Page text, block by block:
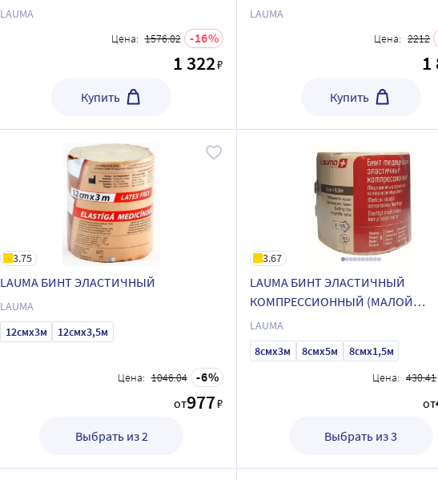
растяжимости - со скидкой
LAUMA
Цена: 1576.02 16
1 322₽
Купить
растяжимости - со скидкой
LAUMA
Цена: 2212
1
Купить
3.75
LAUMA БИНТ ЭЛАСТИЧНЫЙ
LAUMA
12смx3м
12смx3,5м
Цена: 1046.04
6
от977₽
Выбрать из 2
3.67
LAUMA БИНТ ЭЛАСТИЧНЫЙ
КОМПРЕССИОННЫЙ (МАЛОЙ
РАСТЯЖИМОСТИ)
LAUMA
8смx3м
8смx5м
8смx1,5м
Цена: 430.41
от
Выбрать из 3